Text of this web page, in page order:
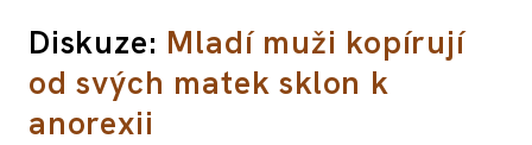
PSYCHOLOGIE
Diskuze: Mladí muži kopírují
od svých matek sklon k
anorexii